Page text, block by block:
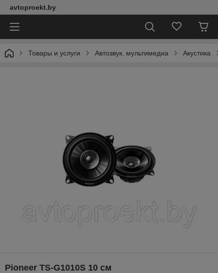
avtoproekt.by
Товары и услуги Автозвук, мультимедиа Акустика
Pioneer TS-G1010S 10 см